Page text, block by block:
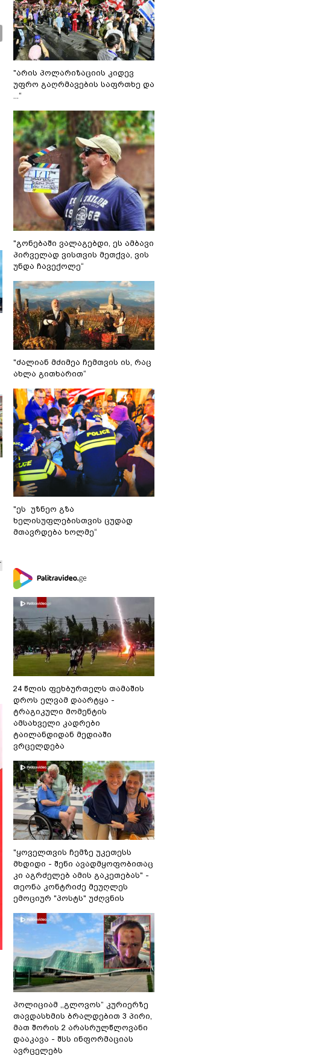
"არის პოლარიზაციის კიდევ
უფრო გაღრმავების საფრთხე და
...“
"გონებაში ვალაგებდი, ეს ამბავი
პირველად ვისთვის მეთქვა, ვის
უნდა ჩავექოლე“
"ძალიან მძიმეა ჩემთვის ის, რაც
ახლა გითხარით“
"ეს უზნეო გზა
ხელისუფლებისთვის ცუდად
მთავრდება ხოლმე“
24 წლის ფეხბურთელს თამაშის
დროს ელვამ დაარტყა -
ტრაგიკული მომენტის
ამსახველი კადრები
ტაილანდიდან მედიაში
ვრცელდება
"ყოველთვის ჩემზე უკეთესს
მხდიდი - შენი ავადმყოფობითაც
კი აგრძელებ ამის გაკეთებას" -
თეონა კონტრიძე მეუღლეს
ემოციურ "პოსტს" უძღვნის
პოლიციამ ,,გლოვოს” კურიერზე
თავდასხმის ბრალდებით 3 პირი,
მათ შორის 2 არასრულწლოვანი
დააკავა - შსს ინფორმაციას
ავრცელებს